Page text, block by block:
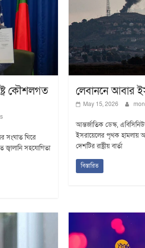
কৌশলগত
সংঘাত ঘিরে
জ্বালানি সহযোগিতা
লেবাননে আবার
May 15, 2026
আন্তর্জাতিক ডেস্ক,
ইসরায়েলের পৃথক হামলায়
দেশটির রাষ্ট্রীয় বার্তা
বিস্তারিত